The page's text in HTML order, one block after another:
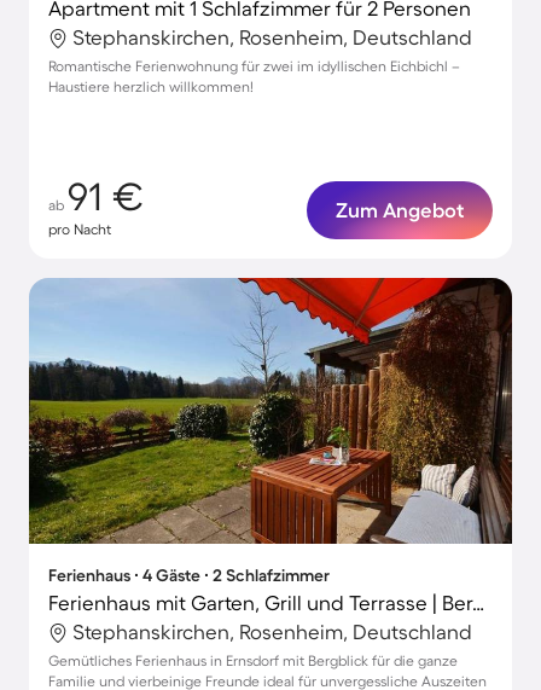
Apartment mit 1 Schlafzimmer für 2 Personen
Stephanskirchen, Rosenheim, Deutschland
Romantische Ferienwohnung für zwei im idyllischen Eichbichl –
Haustiere herzlich willkommen!
ab 91 €
pro Nacht
Zum Angebot
Ferienhaus ∙ 4 Gäste ∙ 2 Schlafzimmer
Ferienhaus mit Garten, Grill und Terrasse | Bergblick
Stephanskirchen, Rosenheim, Deutschland
Gemütliches Ferienhaus in Ernsdorf mit Bergblick für die ganze
Familie und vierbeinige Freunde ideal für unvergessliche Auszeiten